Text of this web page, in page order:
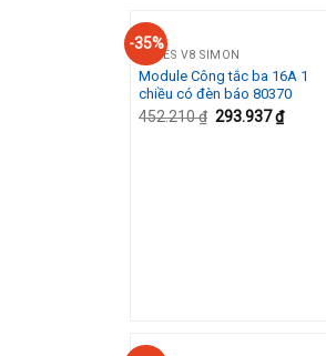
-35%
Add to
Wishlist
SERIES V8 SIMON
Module Công tắc ba 16A 1
chiều có đèn báo 80370
452.210₫ 293.937₫